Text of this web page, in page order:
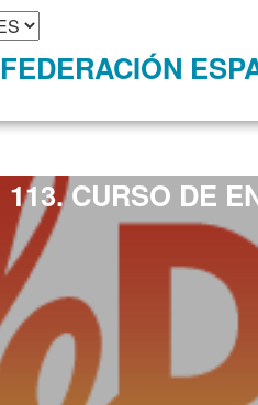
FEDERACIÓN
113. CURSO DE